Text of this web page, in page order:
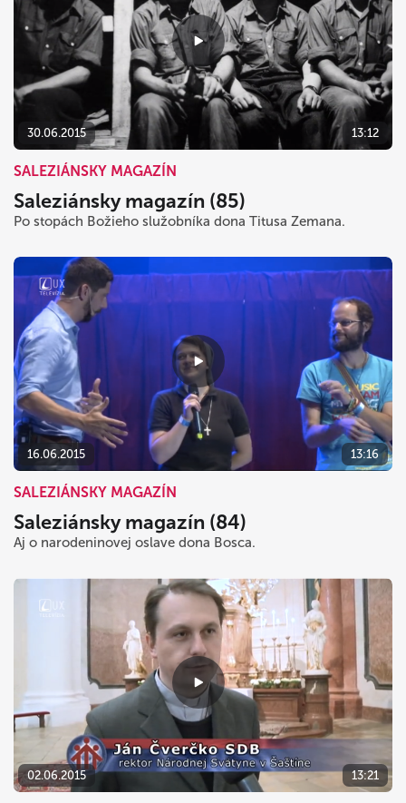
30.06.2015 13:12
SALEZIÁNSKY MAGAZÍN
Saleziánsky magazín (85)
Po stopách Božieho služobníka dona Titusa Zemana.
16.06.2015 13:16
SALEZIÁNSKY MAGAZÍN
Saleziánsky magazín (84)
Aj o narodeninovej oslave dona Bosca.
02.06.2015 13:21